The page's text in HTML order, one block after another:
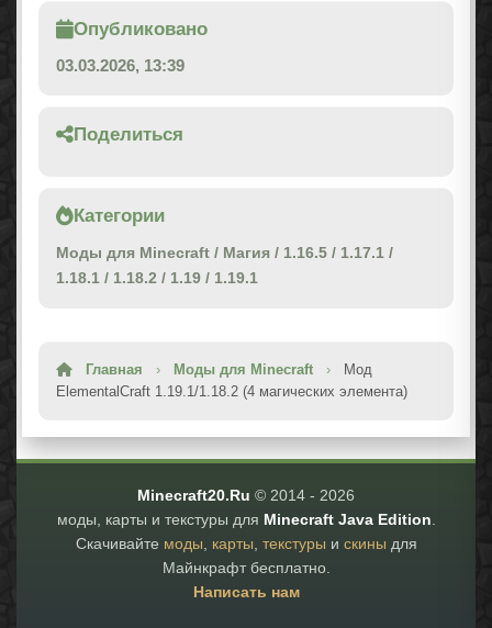
Опубликовано
03.03.2026, 13:39
Поделиться
Категории
Моды для Minecraft / Магия / 1.16.5 / 1.17.1 /
1.18.1 / 1.18.2 / 1.19 / 1.19.1
Главная › Моды для Minecraft ›
Мод
ElementalCraft 1.19.1/1.18.2 (4 магических элемента)
Minecraft20.Ru © 2014 - 2026
моды, карты и текстуры для Minecraft Java Edition
Скачивайте моды карты текстуры и скины для
Майнкрафт бесплатно.
Написать нам